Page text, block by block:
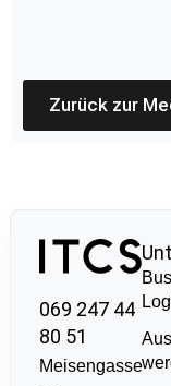
Zurück zur
069 247 44
80 51
Meisengasse